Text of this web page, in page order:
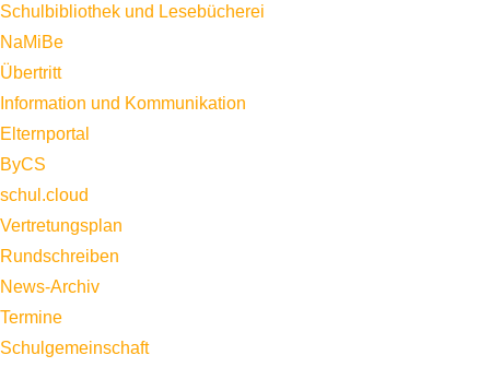
Schulbibliothek und Lesebücherei
NaMiBe
Übertritt
Information und Kommunikation
Elternportal
ByCS
schul.cloud
Vertretungsplan
Rundschreiben
News-Archiv
Termine
Schulgemeinschaft